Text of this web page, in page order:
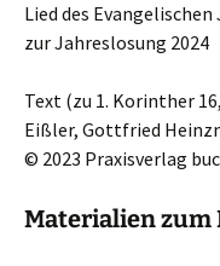
Lied des
zur Jahreslosung 2024
Text (zu 1. Korinther
Eißler, Gottfried
© 2023 Praxisverlag
Materialien zum